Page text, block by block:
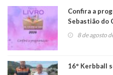
Confira a
Sebastião do
8 de agosto
16° Kerbball